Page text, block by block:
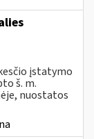
įstatymo
š. m.
nuostatos